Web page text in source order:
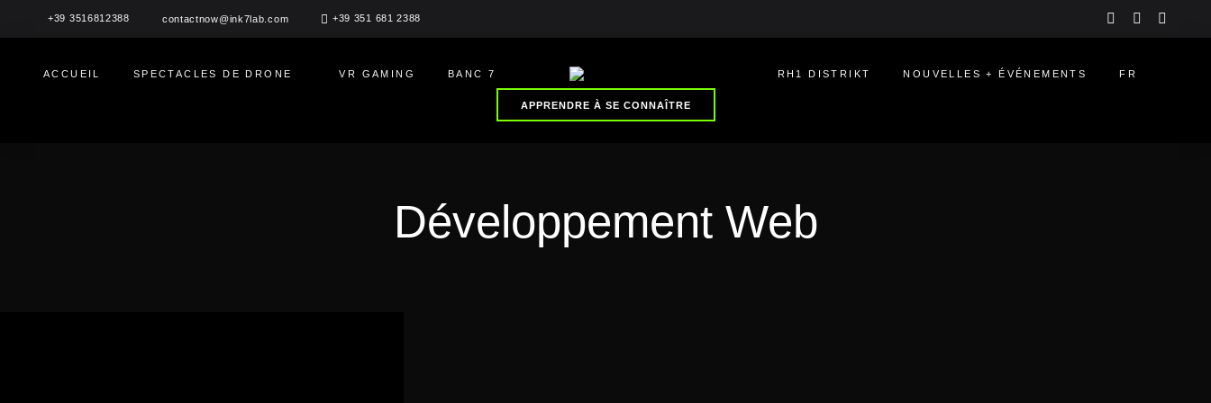
au
+39 3516812388 contactnow@ink7lab.com +39 351 681 2388 instagram
linkedin
ACCUEIL SPECTACLES DE DRONE VR GAMING BANC 7 RH1 DISTRIKT NOUVELLES + ÉVÉNEMENTS FR
APPRENDRE À SE CONNAÎTRE
Développement Web